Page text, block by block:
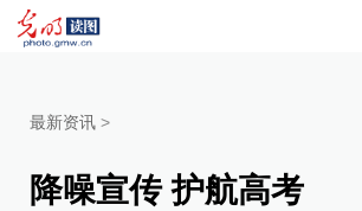
最新资讯 >
降噪宣传 护航高考